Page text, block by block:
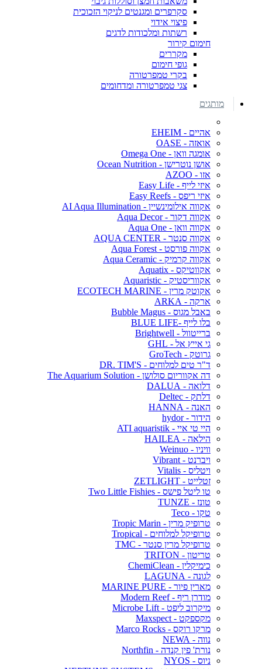
סקרפרים ומגנטים לניקוי הזכוכית
פיצוי אידוי
רשתות ומלכודות לדגים
חימום קירור
מקררים
גופי חימום
בקרי טמפרטורה
צגי טמפרטורה ומדחומים
מותגים
אהיים - EHEIM
אואזה - OASE
אומגה וואן - Omega One
אושן נוטרישן - Ocean Nutrition
אזו - AZOO
איזי לייף - Easy Life
איזי ריפס - Easy Reefs
אקווה אילומינשיין - AI Aqua Illumination
אקווה דקור - Aqua Decor
אקווה וואן - Aqua One
אקווה סנטר - AQUA CENTER
אקווה פורסט - Aqua Forest
אקווה קרמיק - Aqua Ceramic
אקווטיקס - Aquatix
אקווריסטיק - Aquaristic
אקוטק מרין - ECOTECH MARINE
ארקה - ARKA
באבל מגוס - Bubble Magus
בלו לייף -BLUE LIFE
ברייטוול - Brightwell
גי אייץ אל - GHL
גרוטק - GroTech
ד"ר טים למלוחים - DR. TIM'S
דה אקווריום סולושן - The Aquarium Solution
דלואה - DALUA
דלתק - Deltec
האנה - HANNA
הידור - hydor
היי טי איי - ATI aquaristik
הילאה - HAILEA
וויניו - Weinuo
ויברנט - Vibrant
ויטליס - Vitalis
זטלייט - ZETLIGHT
טו ליטל פישס - Two Little Fishies
טונז - TUNZE
טקו - Teco
טרופיק מרין - Tropic Marin
טרופיקל למלוחים - Tropical
טרופיקל מרין סנטר - TMC
טריטון - TRITON
כימיקלין - ChemiClean
לגונה - LAGUNA
מארין פיור - MARINE PURE
מודרן ריף - Modern Reef
מיקרוב ליפט - Microbe Lift
מקספקט - Maxspect
מרקו רוקס - Marco Rocks
נווה - NEWA
נורת' פין קנדה - Northfin
ניוס - NYOS